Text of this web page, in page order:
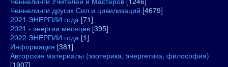
Ченнелинги других Сил и цивилизаций [4679]
2021 ЭНЕРГИИ года [71]
2021 - энергии месяцев [395]
2022 ЭНЕРГИИ года [1]
Информация [381]
Авторские материалы (эзотерика, энергетика, философия)
[1907]